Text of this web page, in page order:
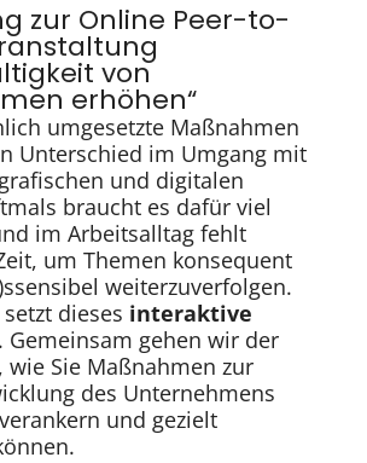
zur Online Peer-to-
von
erhöhen“
umgesetzte Maßnahmen
Unterschied im Umgang mit
und digitalen
braucht es dafür viel
im Arbeitsalltag fehlt
um Themen konsequent
weiterzuverfolgen.
dieses interaktive
Gemeinsam gehen wir der
wie Sie Maßnahmen zur
des Unternehmens
und gezielt